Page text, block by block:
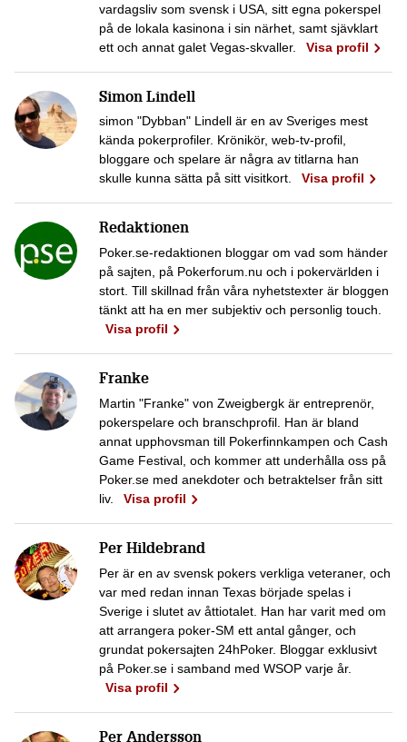
vardagsliv som svensk i USA, sitt egna pokerspel
på de lokala kasinona i sin närhet, samt sjävklart
ett och annat galet Vegas-skvaller.
Visa profil
Simon Lindell
simon "Dybban" Lindell är en av Sveriges mest
kända pokerprofiler. Krönikör, web-tv-profil,
bloggare och spelare är några av titlarna han
skulle kunna sätta på sitt visitkort.
Visa profil
Redaktionen
Poker.se-redaktionen bloggar om vad som händer
på sajten, på Pokerforum.nu och i pokervärlden i
stort. Till skillnad från våra nyhetstexter är bloggen
tänkt att ha en mer subjektiv och personlig touch.
Visa profil
Franke
Martin "Franke" von Zweigbergk är entreprenör,
pokerspelare och branschprofil. Han är bland
annat upphovsman till Pokerfinnkampen och Cash
Game Festival, och kommer att underhålla oss på
Poker.se med anekdoter och betraktelser från sitt
liv.
Visa profil
Per Hildebrand
Per är en av svensk pokers verkliga veteraner, och
var med redan innan Texas började spelas i
Sverige i slutet av åttiotalet. Han har varit med om
att arrangera poker-SM ett antal gånger, och
grundat pokersajten 24hPoker. Bloggar exklusivt
på Poker.se i samband med WSOP varje år.
Visa profil
Per Andersson